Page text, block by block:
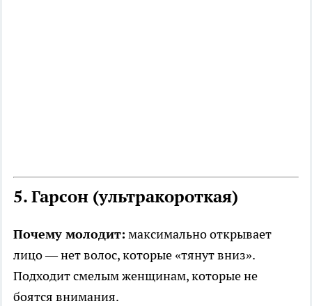
5. Гарсон (ультракороткая)
Почему молодит: максимально открывает
лицо — нет волос, которые «тянут вниз».
Подходит смелым женщинам, которые не
боятся внимания.